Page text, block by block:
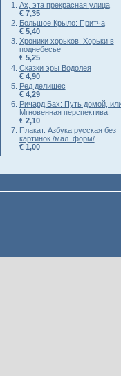
Ах, эта прекрасная улица
€ 7,35
Большое Крыло: Притча
€ 5,40
Хроники хорьков. Хорьки в
поднебесье
€ 5,25
Сказки эры Водолея
€ 4,90
Ред делишес
€ 4,29
Ричард Бах: Путь домой,
Мгновенная перспектива
€ 2,10
Плакат. Азбука русская без
картинок /мал. форм/
€ 1,00